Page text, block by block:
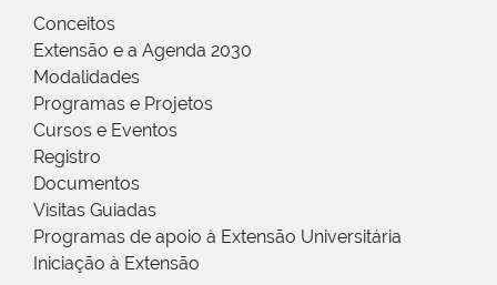
Conceitos
Extensão e a Agenda 2030
Modalidades
Programas e Projetos
Cursos e Eventos
Registro
Documentos
Visitas Guiadas
Programas de apoio à Extensão Universitária
Iniciação à Extensão